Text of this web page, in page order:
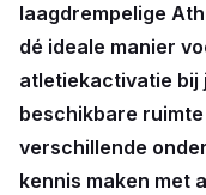
laagdrempelige
dé ideale manier
atletiekactivatie bij
beschikbare
verschillende
kennis maken met